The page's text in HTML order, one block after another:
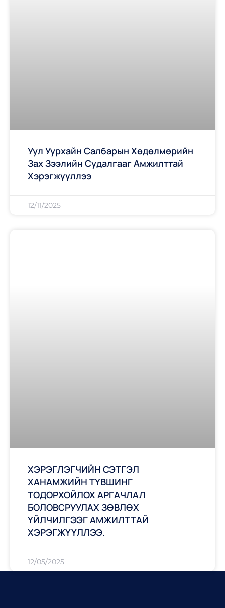
Уул Уурхайн Салбарын Хөдөлмөрийн
Зах Зээлийн Судалгааг Амжилттай
Хэрэгжүүллээ
12/11/2025
ХЭРЭГЛЭГЧИЙН СЭТГЭЛ
ХАНАМЖИЙН ТҮВШИНГ
ТОДОРХОЙЛОХ АРГАЧЛАЛ
БОЛОВСРУУЛАХ ЗӨВЛӨХ
ҮЙЛЧИЛГЭЭГ АМЖИЛТТАЙ
ХЭРЭГЖҮҮЛЛЭЭ.
12/05/2025